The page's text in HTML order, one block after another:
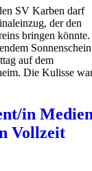
SV Karben darf
der den
bringen könnte.
Sonnenschein
auf dem
Die Kulisse
in
Vollzeit